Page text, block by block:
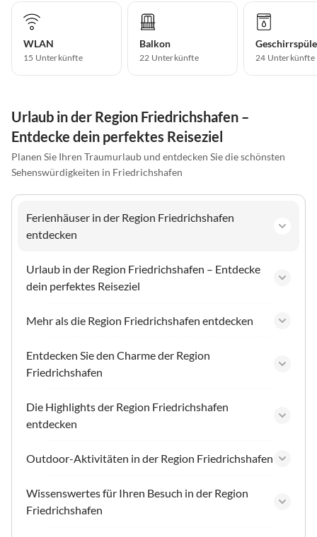
WLAN
15 Unterkünfte
Balkon
22 Unterkünfte 24 Unterkünfte
Urlaub in der Region Friedrichshafen –
Entdecke dein perfektes Reiseziel
Planen Sie Ihren Traumurlaub und entdecken Sie die schönsten
Sehenswürdigkeiten in Friedrichshafen
Ferienhäuser in der Region Friedrichshafen
entdecken
Urlaub in der Region Friedrichshafen – Entdecke
dein perfektes Reiseziel
Mehr als die Region Friedrichshafen entdecken
Entdecken Sie den Charme der Region
Friedrichshafen
Die Highlights der Region Friedrichshafen
entdecken
Outdoor-Aktivitäten in der Region Friedrichshafen
Wissenswertes für Ihren Besuch in der Region
Friedrichshafen